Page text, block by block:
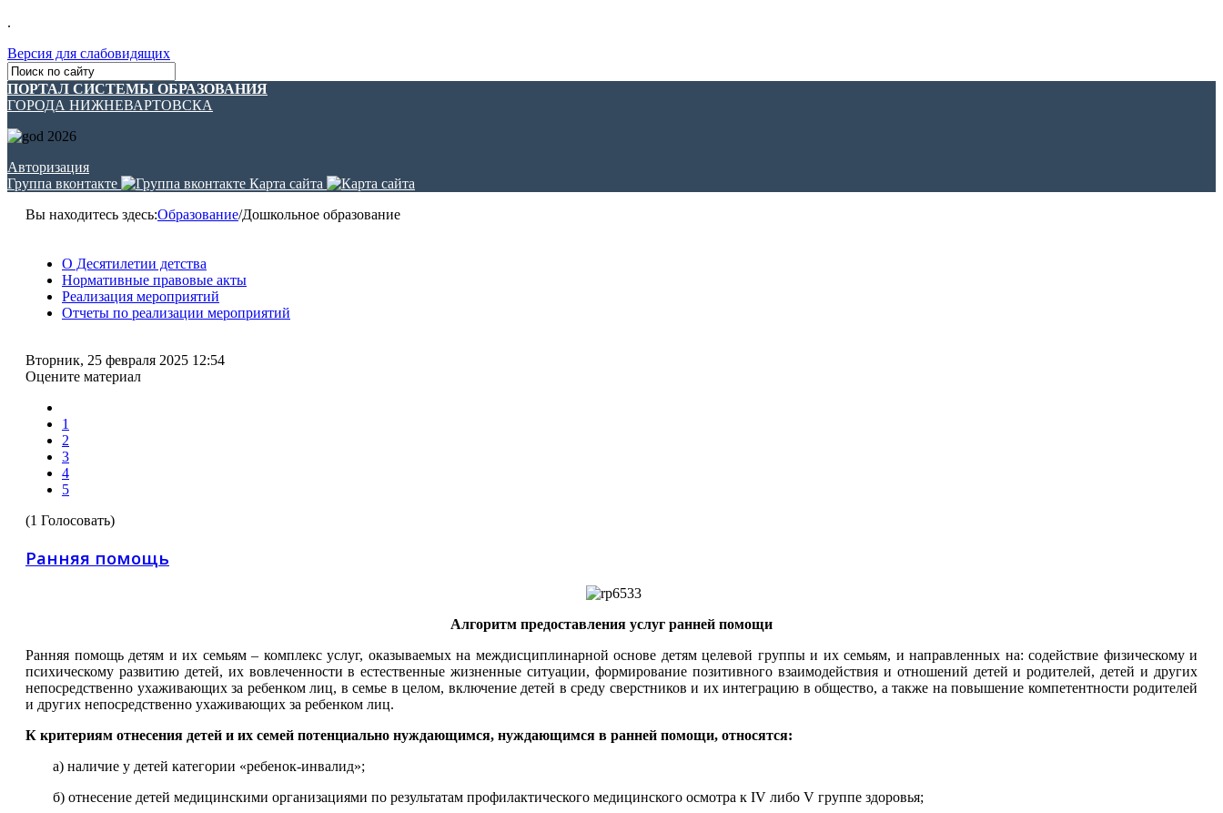
.
Версия для слабовидящих
ПОРТАЛ СИСТЕМЫ ОБРАЗОВАНИЯ
ГОРОДА НИЖНЕВАРТОВСКА
Авторизация
Группа вконтакте
Карта сайта
Вы находитесь здесь:Образование/Дошкольное образование
О Десятилетии детства
Нормативные правовые акты
Реализация мероприятий
Отчеты по реализации мероприятий
Вторник, 25 февраля 2025 12:54
Оцените материал
1
2
3
4
5
(1 Голосовать)
Ранняя помощь
Алгоритм предоставления услуг ранней помощи
Ранняя помощь детям и их семьям ‒ комплекс услуг, оказываемых на междисциплинарной основе детям целевой группы и их семьям, и направленных на: содействие физическому и
психическому развитию детей, их вовлеченности в естественные жизненные ситуации, формирование позитивного взаимодействия и отношений детей и родителей, детей и других
непосредственно ухаживающих за ребенком лиц, в семье в целом, включение детей в среду сверстников и их интеграцию в общество, а также на повышение компетентности родителей
и других непосредственно ухаживающих за ребенком лиц.
К критериям отнесения детей и их семей потенциально нуждающимся, нуждающимся в ранней помощи, относятся:
а) наличие у детей категории «ребенок-инвалид»;
б) отнесение детей медицинскими организациями по результатам профилактического медицинского осмотра к IV либо V группе здоровья;